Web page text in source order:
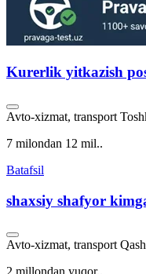
Kurerlik yitkazish
Avto-xizmat, transport
7 milondan 12 mil..
Batafsil
shaxsiy shafyor
Avto-xizmat, transport